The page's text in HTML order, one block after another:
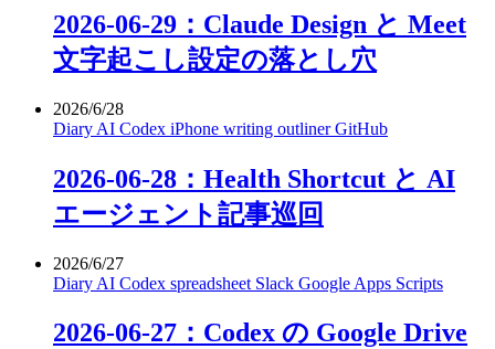
2026-06-29：Claude Design と Meet
文字起こし設定の落とし穴
2026/6/28
Diary AI Codex iPhone writing outlinerGitHub
2026-06-28：Health Shortcut と AI
エージェント記事巡回
2026/6/27
Diary AI Codex spreadsheet Slack Google Apps Scripts
2026-06-27：Codex の Google Drive